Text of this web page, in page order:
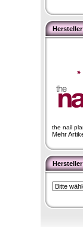
the nail
Mehr
Hersteller